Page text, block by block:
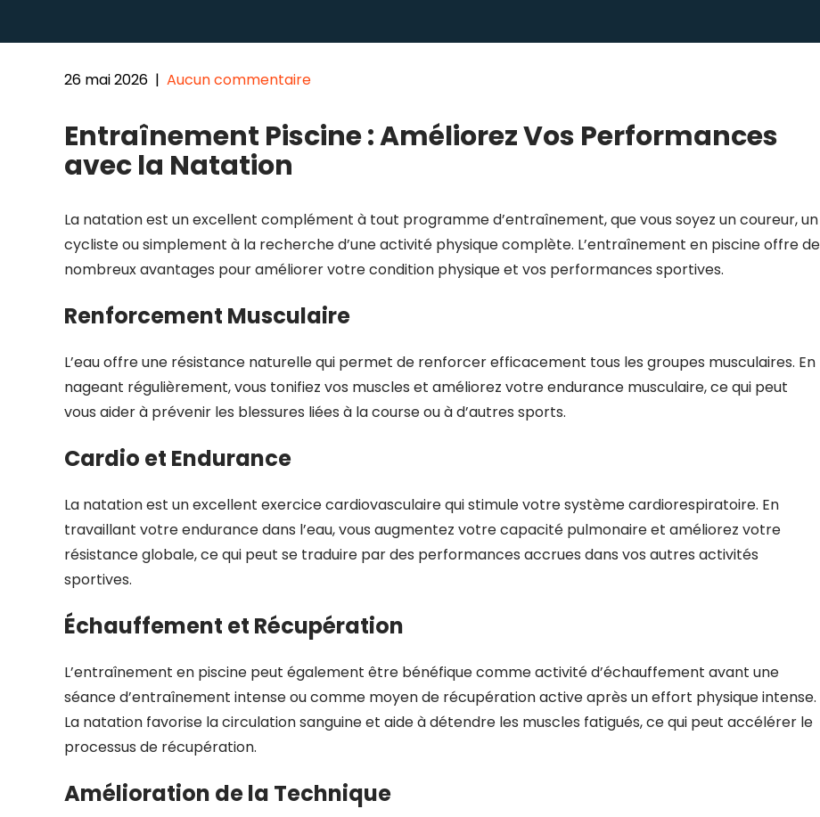
26 mai 2026 | Aucun commentaire
Entraînement Piscine : Améliorez Vos Performances
avec la Natation
La natation est un excellent complément à tout programme d’entraînement, que vous soyez un coureur, un
cycliste ou simplement à la recherche d’une activité physique complète. L’entraînement en piscine offre de
nombreux avantages pour améliorer votre condition physique et vos performances sportives.
Renforcement Musculaire
L’eau offre une résistance naturelle qui permet de renforcer efficacement tous les groupes musculaires. En
nageant régulièrement, vous tonifiez vos muscles et améliorez votre endurance musculaire, ce qui peut
vous aider à prévenir les blessures liées à la course ou à d’autres sports.
Cardio et Endurance
La natation est un excellent exercice cardiovasculaire qui stimule votre système cardiorespiratoire. En
travaillant votre endurance dans l’eau, vous augmentez votre capacité pulmonaire et améliorez votre
résistance globale, ce qui peut se traduire par des performances accrues dans vos autres activités
sportives.
Échauffement et Récupération
L’entraînement en piscine peut également être bénéfique comme activité d’échauffement avant une
séance d’entraînement intense ou comme moyen de récupération active après un effort physique intense.
La natation favorise la circulation sanguine et aide à détendre les muscles fatigués, ce qui peut accélérer le
processus de récupération.
Amélioration de la Technique